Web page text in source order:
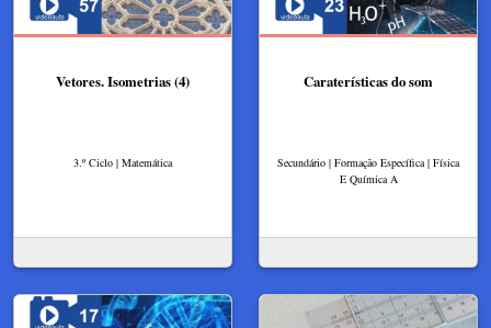
Vetores. Isometrias (4)
3.º Ciclo | Matemática
Caraterísticas do som
Secundário | Formação Específica | Física
E Química A